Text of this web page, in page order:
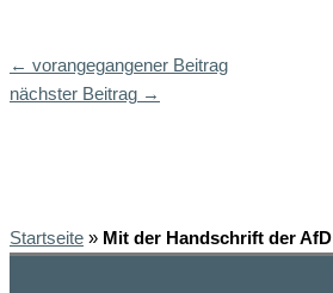
← vorangegangener Beitrag
nächster Beitrag →
Startseite » Mit der Handschrift der AfD